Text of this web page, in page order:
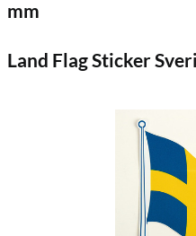
mm
Land Flag Sticker